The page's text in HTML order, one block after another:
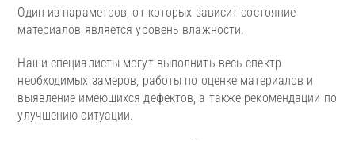
Один из параметров, от которых зависит состояние
материалов является уровень влажности.
Наши специалисты могут выполнить весь спектр
необходимых замеров, работы по оценке материалов и
выявление имеющихся дефектов, а также рекомендации по
улучшению ситуации.